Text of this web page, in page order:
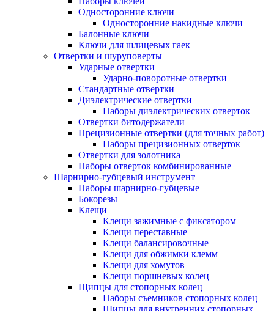
Односторонние ключи
Односторонние накидные ключи
Балонные ключи
Ключи для шлицевых гаек
Отвертки и шуруповерты
Ударные отвертки
Ударно-поворотные отвертки
Стандартные отвертки
Диэлектрические отвертки
Наборы диэлектрических отверток
Отвертки битодержатели
Прецизионные отвертки (для точных работ)
Наборы прецизионных отверток
Отвертки для золотника
Наборы отверток комбинированные
Шарнирно-губцевый инструмент
Наборы шарнирно-губцевые
Бокорезы
Клещи
Клещи зажимные с фиксатором
Клещи переставные
Клещи балансировочные
Клещи для обжимки клемм
Клещи для хомутов
Клещи поршневых колец
Щипцы для стопорных колец
Наборы съемников стопорных колец
Щипцы для внутренних стопорных